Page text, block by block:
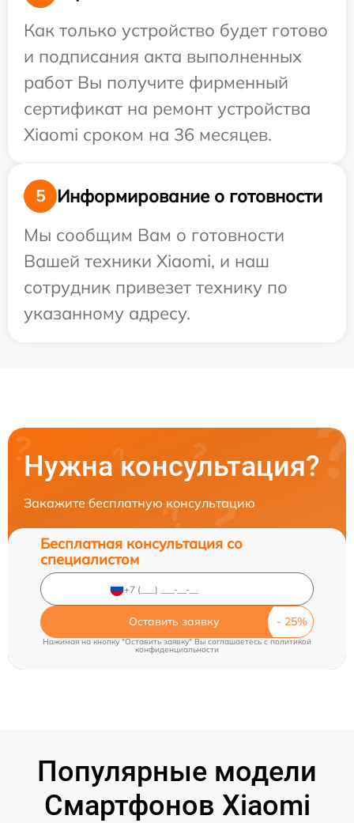
Как только устройство будет готово
и подписания акта выполненных
работ Вы получите фирменный
сертификат на ремонт устройства
Xiaomi сроком на 36 месяцев.
5
Информирование о готовности
Мы сообщим Вам о готовности
Вашей техники Xiaomi, и наш
сотрудник привезет технику по
указанному адресу.
Нужна консультация?
Закажите бесплатную консультацию
Бесплатная консультация со
специалистом
Оставить заявку
Нажимая на кнопку "Оставить заявку" Вы соглашаетесь cполитикой
конфиденциальности
Популярные модели
Смартфонов Xiaomi